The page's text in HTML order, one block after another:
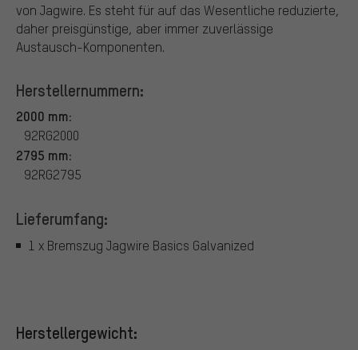
von Jagwire. Es steht für auf das Wesentliche reduzierte,
daher preisgünstige, aber immer zuverlässige
Austausch-Komponenten.
Herstellernummern:
2000 mm:
92RG2000
2795 mm:
92RG2795
Lieferumfang:
1 x Bremszug Jagwire Basics Galvanized
Herstellergewicht: